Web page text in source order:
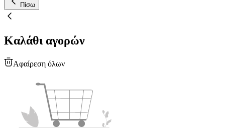
Πίσω
Καλάθι αγορών
Αφαίρεση όλων